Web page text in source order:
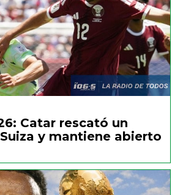
Catar rescató un
y mantiene abierto